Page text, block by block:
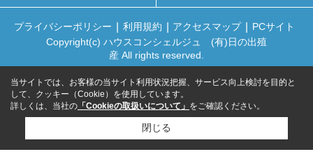
プライバシーポリシー 利用規約 アクセスマップ
PCサイト
Copyright(c) ハウスコンシェルジュ (有)日の出殖
産 All rights reserved.
当サイトでは、お客様の当サイト利用状況把握、サービス向上検討を目的と
して、クッキー（Cookie）を使用しています。
詳しくは、当社の 「Cookieの取扱いについて」 をご確認ください。
閉じる